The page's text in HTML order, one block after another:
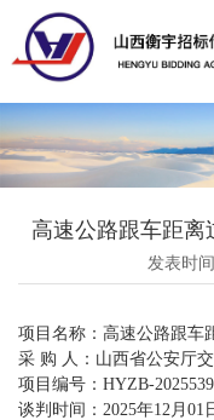
高速公路跟车距
发表时间
项目名称：高速公路跟车
采 购 人：山西省公安厅
项目编号：HYZB-2025539
谈判时间：2025年12月01